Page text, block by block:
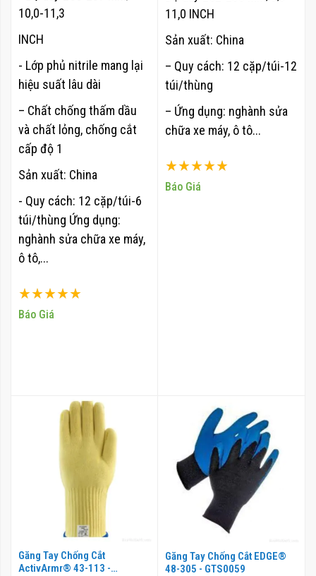
Xếp hạng:
100%
Báo Giá
10,0-11,3
INCH
- Lớp phủ nitrile mang lại
hiệu suất lâu dài
– Chất chống thấm dầu
và chất lỏng, chống cắt
cấp độ 1
Sản xuất: China
- Quy cách: 12 cặp/túi-6
túi/thùng Ứng dụng:
nghành sửa chữa xe máy,
ô tô,...
Xếp hạng:
100%
Báo Giá
11,0 INCH
Sản xuất: China
– Quy cách: 12 cặp/túi-12
túi/thùng
– Ứng dụng: nghành sửa
chữa xe máy, ô tô...
Găng Tay Chống Cắt
ActivArmr® 43-113 -
Găng Tay Chống Cắt EDGE®
48-305 - GTS0059